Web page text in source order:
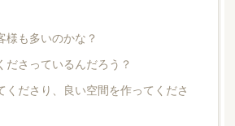
様も多いのかな？
ださっているんだろう？
くださり、良い空間を作ってくださ